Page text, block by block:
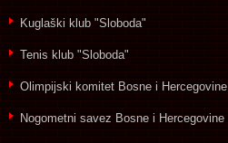
Kuglaški klub "Sloboda"
Tenis klub "Sloboda"
Olimpijski komitet Bosne i Hercegovine
Nogometni savez Bosne i Hercegovine